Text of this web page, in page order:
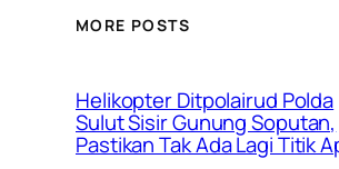
MORE POSTS
Helikopter Ditpolairud Polda
Sulut Sisir Gunung Soputan,
Pastikan Tak Ada Lagi Titik